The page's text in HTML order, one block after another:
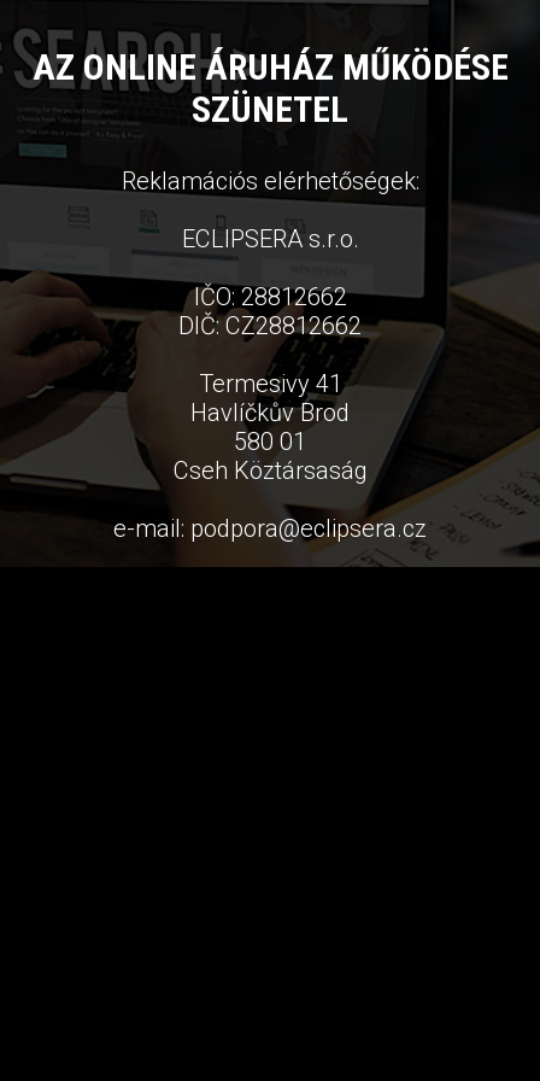
AZ ONLINE ÁRUHÁZ MŰKÖDÉSE
SZÜNETEL
Reklamációs elérhetőségek:
ECLIPSERA s.r.o.
IČO: 28812662
DIČ: CZ28812662
Termesivy 41
Havlíčkův Brod
580 01
Cseh Köztársaság
e-mail: podpora@eclipsera.cz